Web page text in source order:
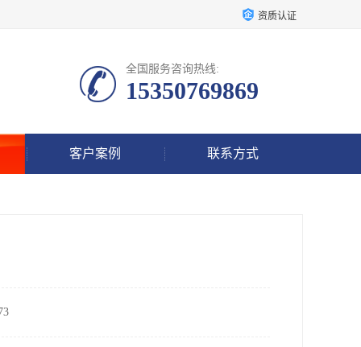
资质认证
全国服务咨询热线:
15350769869
客户案例 联系方式